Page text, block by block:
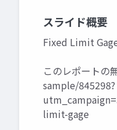
スライド概要
Fixed Limit
このレポートの
sample/845298?
limit-gage